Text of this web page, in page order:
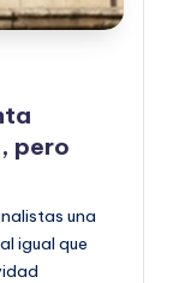
pero
una
igual que